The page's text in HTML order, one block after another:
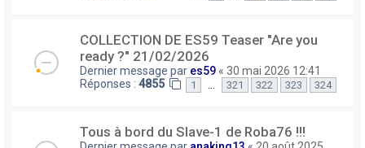
COLLECTION DE ES59 Teaser "Are you
ready ?" 21/02/2026
Dernier message par es59 « 30 mai 2026 12:41
Réponses : 4855 1 321 322 323 324
Tous à bord du Slave-1 de Roba76 !!!